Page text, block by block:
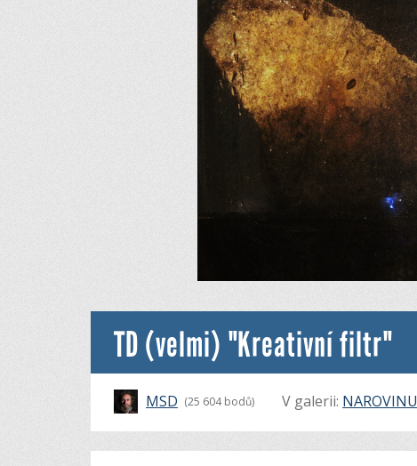
TD (velmi) "Kreativní filtr"
MSD (25 604 bodů) V galerii: NAROVINU